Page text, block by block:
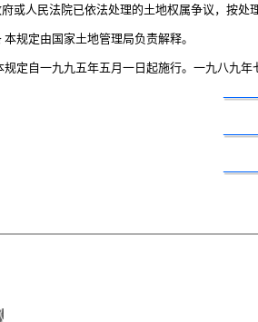
或人民法院已依法处理的土地权属争议，按处
定由国家土地管理局负责解释。
自一九九五年五月一日起施行。一九八九年